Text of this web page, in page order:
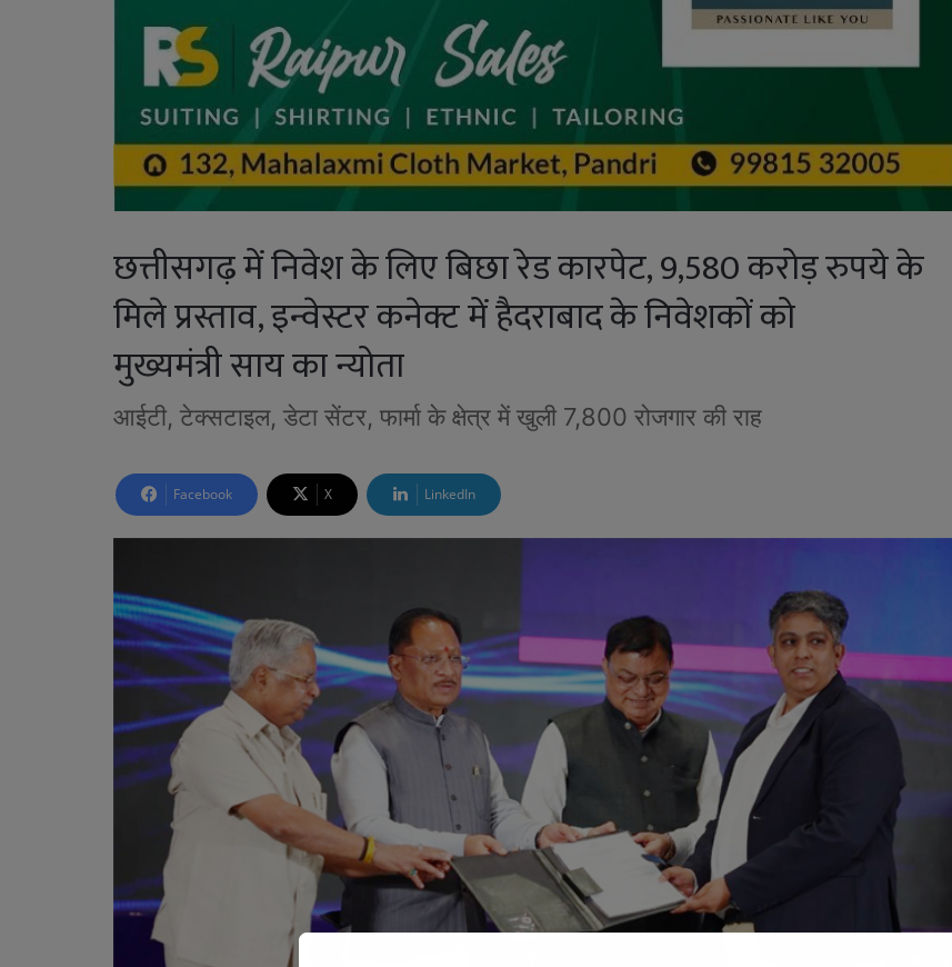
छत्तीसगढ़ में निवेश के लिए बिछा रेड कारपेट, 9,580 करोड़ रुपये के
मिले प्रस्ताव, इन्वेस्टर कनेक्ट में हैदराबाद के निवेशकों को
मुख्यमंत्री साय का न्योता
आईटी, टेक्सटाइल, डेटा सेंटर, फार्मा के क्षेत्र में खुली 7,800 रोजगार की राह
Facebook X LinkedIn